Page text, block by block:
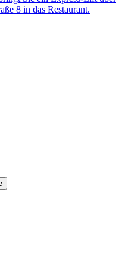
8 in das Restaurant.